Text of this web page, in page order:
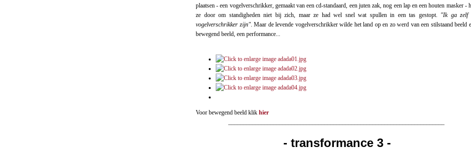
plaatsen - een vogelverschrikker, gemaakt van een cd-standaard, een juten zak, nog een lap en een houten masker -
ze door om standigheden niet bij zich, maar ze had wel snel wat spullen in een tas gestopt. "Ik ga zelf
vogelverschrikker zijn". Maar de levende vogelverschrikker wilde het land op en zo werd van een stilstaand beeld
bewegend beeld, een performance...
Voor bewegend beeld klik hier
- transformance 3 -